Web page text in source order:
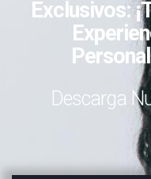
Exclusivos:
Descarga